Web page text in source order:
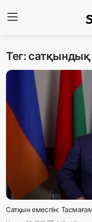
Кіру
Басты бет
Редакциялық
Материалдарды
Sadaq TV
Экономика
Тег: сатқындық
Сатқын емеспін: